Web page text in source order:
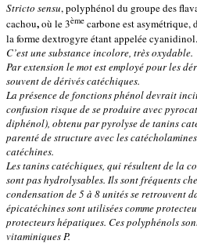
Stricto sensu, polyphénol du groupe des
cachou,où le 3ème carbone est asymétrique,
la forme dextrogyre étant appelée cyanidinol.
C’est une substance incolore, très oxydable.
Par extension le mot est employé pour les
souvent de dérivés catéchiques.
La présence de fonctions phénol devrait
confusion risque de se produire avec
diphénol), obtenu par pyrolyse de tanins
parenté de structure avec les
catéchines.
Les tanins catéchiques, qui résultent de la
sont pas hydrolysables. Ils sont fréquents
condensation de 5 à 8 unités se retrouvent
épicatéchines sont utilisées comme
protecteurs hépatiques. Ces polyphénols
vitaminiques P.